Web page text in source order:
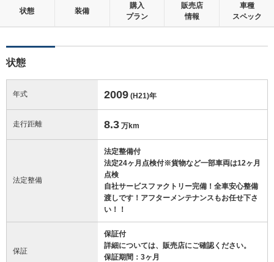
状態 装備
購入
プラン
販売店
情報
車種
スペック
状態
年式 2009 (H21)年
走行距離 8.3 万km
法定整備
法定整備付
法定24ヶ月点検付※貨物など一部車両は12ヶ月
点検
自社サービスファクトリー完備！全車安心整備
渡しです！アフターメンテナンスもお任せ下さ
い！！
保証
保証付
詳細については、販売店にご確認ください。
保証期間：3ヶ月